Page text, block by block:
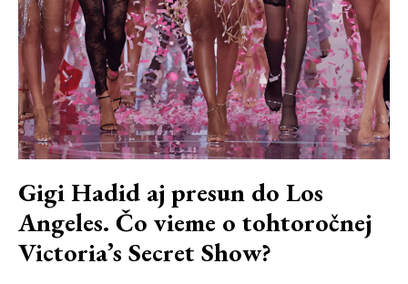
Gigi Hadid aj presun do Los
Angeles. Čo vieme o tohtoročnej
Victoria’s Secret Show?